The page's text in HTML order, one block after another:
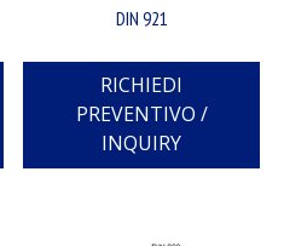
DIN 921
RICHIEDI
PREVENTIVO /
INQUIRY